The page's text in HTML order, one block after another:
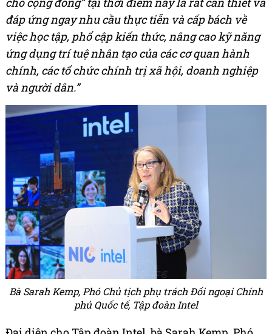
đáp ứng ngay nhu cầu thực tiễn và cấp bách về
việc học tập, phổ cập kiến thức, nâng cao kỹ năng
ứng dụng trí tuệ nhân tạo của các cơ quan hành
chính, các tổ chức chính trị xã hội, doanh nghiệp
và người dân.”
Bà Sarah Kemp, Phó Chủ tịch phụ trách Đối ngoại Chính
phủ Quốc tế, Tập đoàn Intel